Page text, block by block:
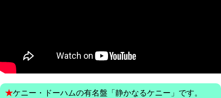
★ケニー・ドーハムの有名盤「静かなるケニー」です。